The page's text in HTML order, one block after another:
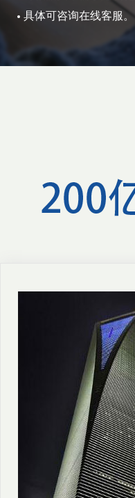
具体可咨询在线客服。